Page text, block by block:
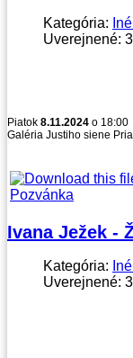
Kategória:
Uverejnené:
Piatok 8.11.2024 o 18:00
Galéria Justiho siene
Pozvánka
Ivana Ježek -
Kategória:
Uverejnené: